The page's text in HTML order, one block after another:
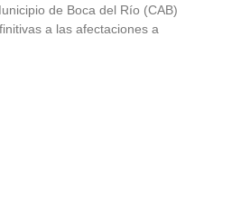
de Boca del Río (CAB)
a las afectaciones a